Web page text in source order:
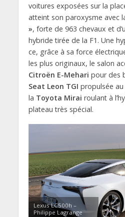
voitures exposées sur la
atteint son paroxysme avec
», forte de 963 chevaux et
hybride tirée de la F1. Une
ce, grâce à sa force
les plus originaux, le salon
Citroën E-Mehari pour des
Seat Leon TGI propulsée
la Toyota Mirai roulant à
plateau très spécial.
Lexus LC500h –
Philippe Lagrange